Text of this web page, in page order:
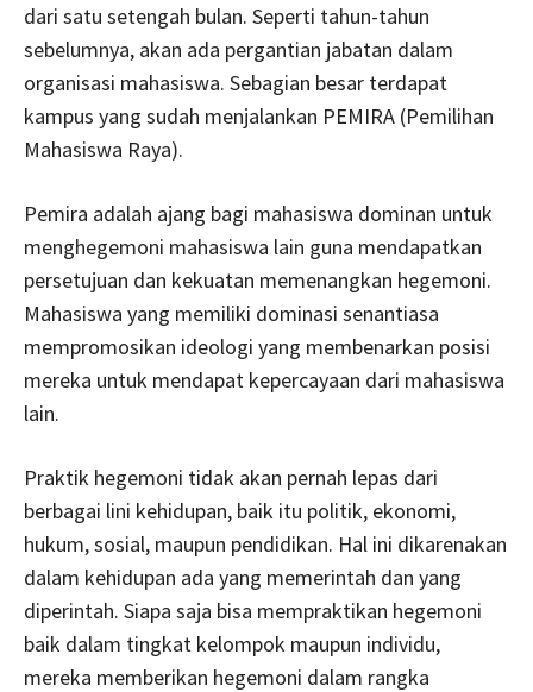
dari satu setengah bulan. Seperti tahun-tahun
sebelumnya, akan ada pergantian jabatan dalam
organisasi mahasiswa. Sebagian besar terdapat
kampus yang sudah menjalankan PEMIRA (Pemilihan
Mahasiswa Raya).
Pemira adalah ajang bagi mahasiswa dominan untuk
menghegemoni mahasiswa lain guna mendapatkan
persetujuan dan kekuatan memenangkan hegemoni.
Mahasiswa yang memiliki dominasi senantiasa
mempromosikan ideologi yang membenarkan posisi
mereka untuk mendapat kepercayaan dari mahasiswa
lain.
Praktik hegemoni tidak akan pernah lepas dari
berbagai lini kehidupan, baik itu politik, ekonomi,
hukum, sosial, maupun pendidikan. Hal ini dikarenakan
dalam kehidupan ada yang memerintah dan yang
diperintah. Siapa saja bisa mempraktikan hegemoni
baik dalam tingkat kelompok maupun individu,
mereka memberikan hegemoni dalam rangka